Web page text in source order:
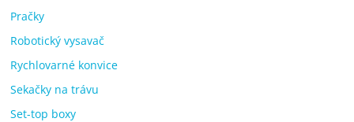
Pračky
Robotický vysavač
Rychlovarné konvice
Sekačky na trávu
Set-top boxy